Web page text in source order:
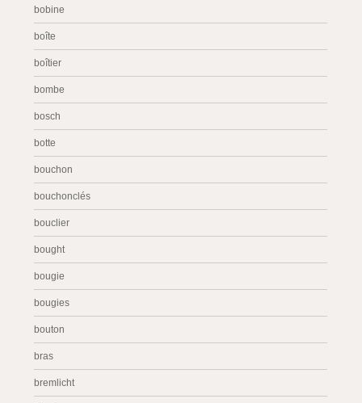
bobine
boîte
boîtier
bombe
bosch
botte
bouchon
bouchonclés
bouclier
bought
bougie
bougies
bouton
bras
bremlicht